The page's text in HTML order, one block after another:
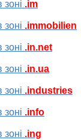
.im
.immobilien
.in.net
.in.ua
.industries
.info
.ing